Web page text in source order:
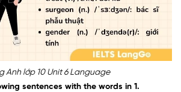
Anh lớp 10 Unit 6 Language
sentences with the words in 1.